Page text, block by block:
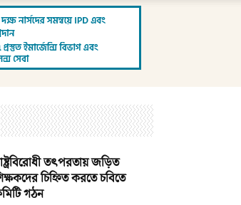
তৎপরতায় জড়িত
চিহ্নিত করতে চবিতে
গঠন